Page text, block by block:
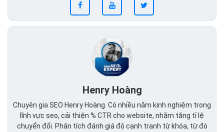
Henry Hoàng
Chuyên gia SEO Henry Hoàng. Có nhiều năm kinh nghiệm trong
lĩnh vực seo, cải thiện % CTR cho website, nhằm tăng tỉ lệ
chuyển đổi. Phân tích đánh giá độ cạnh tranh từ khóa, từ đó